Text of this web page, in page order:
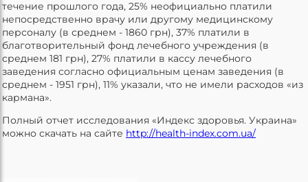
течение прошлого года, 25% неофициально платили
непосредственно врачу или другому медицинскому
персоналу (в среднем - 1860 грн), 37% платили в
благотворительный фонд лечебного учреждения (в
среднем 181 грн), 27% платили в кассу лечебного
заведения согласно официальным ценам заведения (в
среднем - 1951 грн), 11% указали, что не имели расходов «из
кармана».
Полный отчет исследования «Индекс здоровья. Украина»
можно скачать на сайте http://health-index.com.ua/